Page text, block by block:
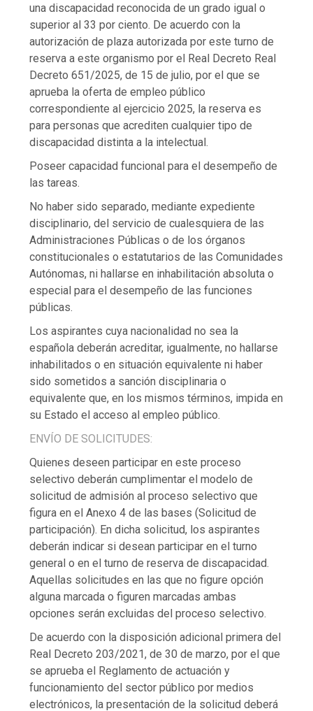
una discapacidad reconocida de un grado igual o
superior al 33 por ciento. De acuerdo con la
autorización de plaza autorizada por este turno de
reserva a este organismo por el Real Decreto Real
Decreto 651/2025, de 15 de julio, por el que se
aprueba la oferta de empleo público
correspondiente al ejercicio 2025, la reserva es
para personas que acrediten cualquier tipo de
discapacidad distinta a la intelectual.
Poseer capacidad funcional para el desempeño de
las tareas.
No haber sido separado, mediante expediente
disciplinario, del servicio de cualesquiera de las
Administraciones Públicas o de los órganos
constitucionales o estatutarios de las Comunidades
Autónomas, ni hallarse en inhabilitación absoluta o
especial para el desempeño de las funciones
públicas.
Los aspirantes cuya nacionalidad no sea la
española deberán acreditar, igualmente, no hallarse
inhabilitados o en situación equivalente ni haber
sido sometidos a sanción disciplinaria o
equivalente que, en los mismos términos, impida en
su Estado el acceso al empleo público.
ENVÍO DE SOLICITUDES:
Quienes deseen participar en este proceso
selectivo deberán cumplimentar el modelo de
solicitud de admisión al proceso selectivo que
figura en el Anexo 4 de las bases (Solicitud de
participación). En dicha solicitud, los aspirantes
deberán indicar si desean participar en el turno
general o en el turno de reserva de discapacidad.
Aquellas solicitudes en las que no figure opción
alguna marcada o figuren marcadas ambas
opciones serán excluidas del proceso selectivo.
De acuerdo con la disposición adicional primera del
Real Decreto 203/2021, de 30 de marzo, por el que
se aprueba el Reglamento de actuación y
funcionamiento del sector público por medios
electrónicos, la presentación de la solicitud deberá